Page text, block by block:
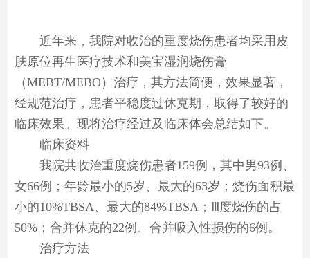
近年来，我院对收治的重度烧伤患者均采用皮
肤原位再生医疗技术和美宝湿润烧伤膏
（MEBT/MEBO）治疗，其方法简便，效果显著，
经规范治疗，患者平稳度过休克期，取得了较好的
临床效果。现将治疗经过及临床体会总结如下。
临床资料
我院共收治重度烧伤患者159例，其中男93例、
女66例；年龄最小的5岁、最大的63岁；烧伤面积最
小的10%TBSA、最大的84%TBSA；Ⅲ度烧伤的占
50%；合并休克的22例、合并吸入性损伤的6例。
治疗方法